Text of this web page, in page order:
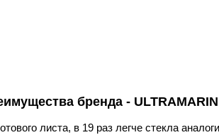
бренда - ULTRAMARIN
листа, в 19 раз легче стекла